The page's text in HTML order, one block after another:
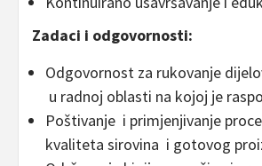
Zadaci i odgovornosti:
Odgovornost za rukovanje
u radnoj oblasti na kojoj je
Poštivanje i primjenjivanje
kvaliteta sirovina i gotovog